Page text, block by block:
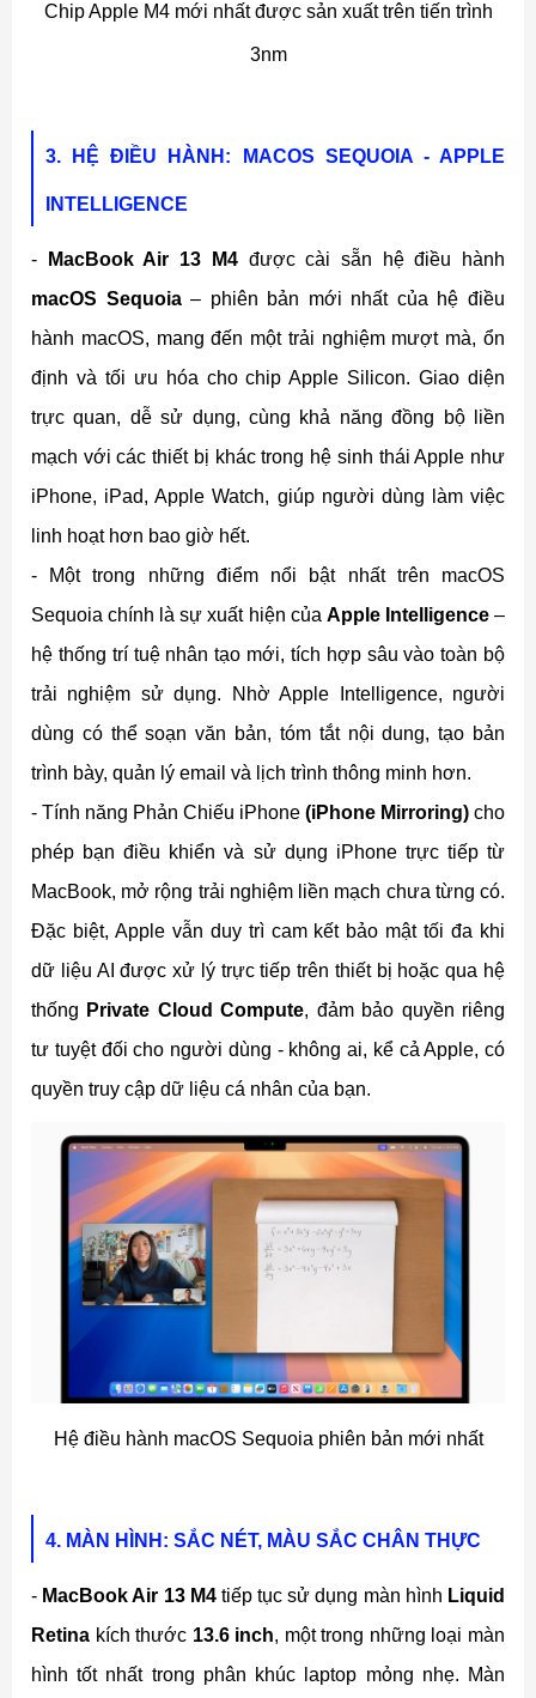
Chip Apple M4 mới nhất được sản xuất trên tiến trình
3nm
3. HỆ ĐIỀU HÀNH: MACOS SEQUOIA - APPLE
INTELLIGENCE
- MacBook Air 13 M4được cài sẵn hệ điều hành
macOS Sequoia– phiên bản mới nhất của hệ điều
hành macOS, mang đến một trải nghiệm mượt mà, ổn
định và tối ưu hóa cho chip Apple Silicon. Giao diện
trực quan, dễ sử dụng, cùng khả năng đồng bộ liền
mạch với các thiết bị khác trong hệ sinh thái Apple như
iPhone, iPad, Apple Watch, giúp người dùng làm việc
linh hoạt hơn bao giờ hết.
- Một trong những điểm nổi bật nhất trên macOS
Sequoia chính là sự xuất hiện của Apple Intelligence–
hệ thống trí tuệ nhân tạo mới, tích hợp sâu vào toàn bộ
trải nghiệm sử dụng. Nhờ Apple Intelligence, người
dùng có thể soạn văn bản, tóm tắt nội dung, tạo bản
trình bày, quản lý email và lịch trình thông minh hơn.
- Tính năng Phản Chiếu iPhone (iPhone Mirroring) cho
phép bạn điều khiển và sử dụng iPhone trực tiếp từ
MacBook, mở rộng trải nghiệm liền mạch chưa từng có.
Đặc biệt, Apple vẫn duy trì cam kết bảo mật tối đa khi
dữ liệu AI được xử lý trực tiếp trên thiết bị hoặc qua hệ
thống Private Cloud Compute, đảm bảo quyền riêng
tư tuyệt đối cho người dùng - không ai, kể cả Apple, có
quyền truy cập dữ liệu cá nhân của bạn.
Hệ điều hành macOS Sequoia phiên bản mới nhất
4. MÀN HÌNH: SẮC NÉT, MÀU SẮC CHÂN THỰC
- MacBook Air 13 M4tiếp tục sử dụng màn hình Liquid
Retina kích thước 13.6 inch, một trong những loại màn
hình tốt nhất trong phân khúc laptop mỏng nhẹ. Màn